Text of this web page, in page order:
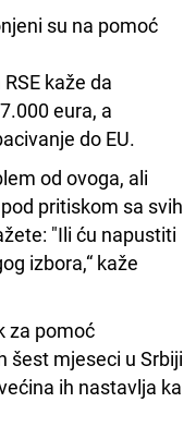
su na pomoć
kaže da
eura, a
do EU.
od ovoga, ali
pritiskom sa svih
"Ili ću napustiti
izbora,“ kaže
za pomoć
šest mjeseci u Srbiji
ih nastavlja ka